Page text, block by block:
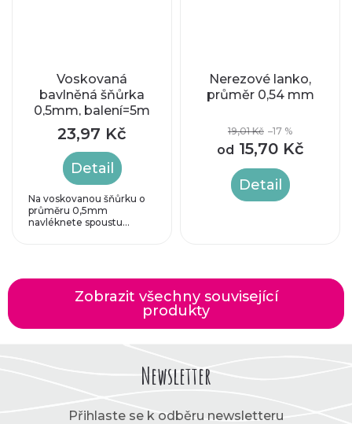
Voskovaná
bavlněná šňůrka
0,5mm, balení=5m
23,97 Kč
Detail
Na voskovanou šňůrku o
průměru 0,5mm
navléknete spoustu...
Nerezové lanko,
průměr 0,54 mm
19,01 Kč –17 %
od 15,70 Kč
Detail
Zobrazit všechny související
produkty
Newsletter
Přihlaste se k odběru newsletteru